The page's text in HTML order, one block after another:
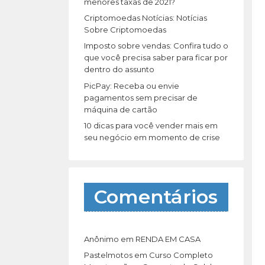
:
Criptomoedas Notícias: Notícias
Sobre Criptomoedas
Imposto sobre vendas: Confira tudo o
que você precisa saber para ficar por
dentro do assunto
PicPay: Receba ou envie
pagamentos sem precisar de
máquina de cartão
10 dicas para você vender mais em
seu negócio em momento de crise
Comentários
Anônimo em RENDA EM CASA
Pastelmotosem Curso Completo